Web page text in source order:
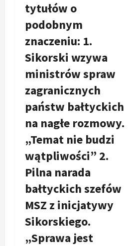
tytułów o
podobnym
znaczeniu: 1.
Sikorski wzywa
ministrów spraw
zagranicznych
państw bałtyckich
na nagłe rozmowy.
„Temat nie budzi
wątpliwości” 2.
Pilna narada
bałtyckich szefów
MSZ z inicjatywy
Sikorskiego.
„Sprawa jest